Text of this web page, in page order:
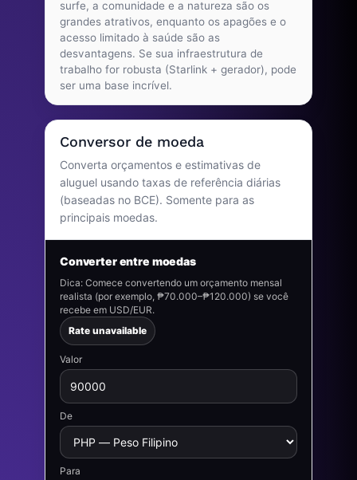
surfe, a comunidade e a natureza são os
grandes atrativos, enquanto os apagões e o
acesso limitado à saúde são as
desvantagens. Se sua infraestrutura de
trabalho for robusta (Starlink + gerador), pode
ser uma base incrível.
Conversor de moeda
Converta orçamentos e estimativas de
aluguel usando taxas de referência diárias
(baseadas no BCE). Somente para as
principais moedas.
Converter entre moedas
Dica: Comece convertendo um orçamento mensal
realista (por exemplo, ₱70.000–₱120.000) se você
recebe em USD/EUR.
Rate unavailable
Valor
De
Para